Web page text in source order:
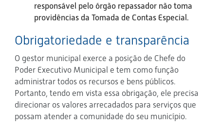
responsável pelo órgão repassador não toma
providências da Tomada de Contas Especial.
Obrigatoriedade e transparência
O gestor municipal exerce a posição de Chefe do
Poder Executivo Municipal e tem como função
administrar todos os recursos e bens públicos.
Portanto, tendo em vista essa obrigação, ele precisa
direcionar os valores arrecadados para serviços que
possam atender a comunidade do seu município.